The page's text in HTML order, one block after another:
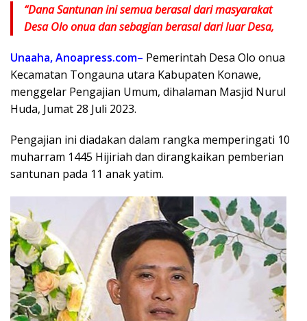
“DanaSantunan ini semua berasal dari masyarakat
Desa Olo onua dan sebagian berasal dari luar Desa,
Unaaha, Anoapress.com– Pemerintah Desa Olo onua
Kecamatan Tongauna utara Kabupaten Konawe,
menggelar Pengajian Umum, dihalaman Masjid Nurul
Huda, Jumat 28 Juli 2023.
Pengajian ini diadakan dalam rangka memperingati 10
muharram 1445 Hijiriah dan dirangkaikan pemberian
santunan pada 11 anak yatim.